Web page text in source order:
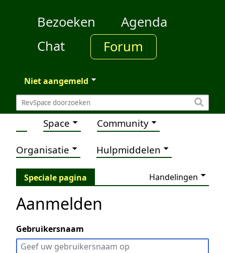
Bezoeken
Agenda
Chat
Forum
Niet aangemeld
Space Community
Organisatie Hulpmiddelen
Speciale pagina Handelingen
Aanmelden
Gebruikersnaam